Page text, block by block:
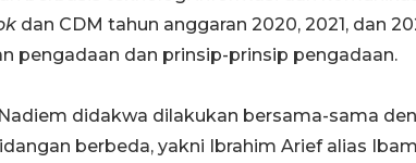
dan CDM tahun anggaran 2020, 2021, dan
pengadaan dan prinsip-prinsip pengadaan.
didakwa dilakukan bersama-sama
berbeda, yakni Ibrahim Arief alias 10